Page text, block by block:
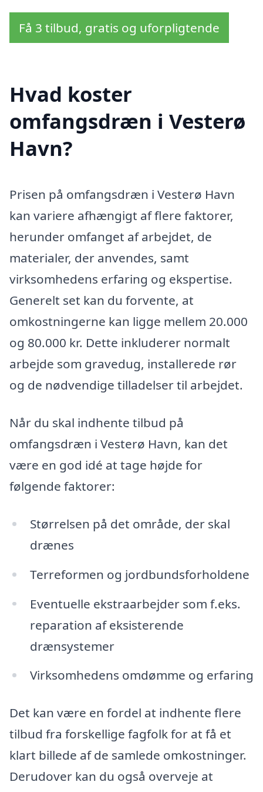
Få 3 tilbud, gratis og uforpligtende
Hvad koster
omfangsdræn i Vesterø
Havn?
Prisen på omfangsdræn i Vesterø Havn
kan variere afhængigt af flere faktorer,
herunder omfanget af arbejdet, de
materialer, der anvendes, samt
virksomhedens erfaring og ekspertise.
Generelt set kan du forvente, at
omkostningerne kan ligge mellem 20.000
og 80.000 kr. Dette inkluderer normalt
arbejde som gravedug, installerede rør
og de nødvendige tilladelser til arbejdet.
Når du skal indhente tilbud på
omfangsdræn i Vesterø Havn, kan det
være en god idé at tage højde for
følgende faktorer:
Størrelsen på det område, der skal
drænes
Terreformen og jordbundsforholdene
Eventuelle ekstraarbejder som f.eks.
reparation af eksisterende
drænsystemer
Virksomhedens omdømme og erfaring
Det kan være en fordel at indhente flere
tilbud fra forskellige fagfolk for at få et
klart billede af de samlede omkostninger.
Derudover kan du også overveje at